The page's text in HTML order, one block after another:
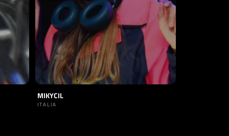
MIKYCIL
ITALIA